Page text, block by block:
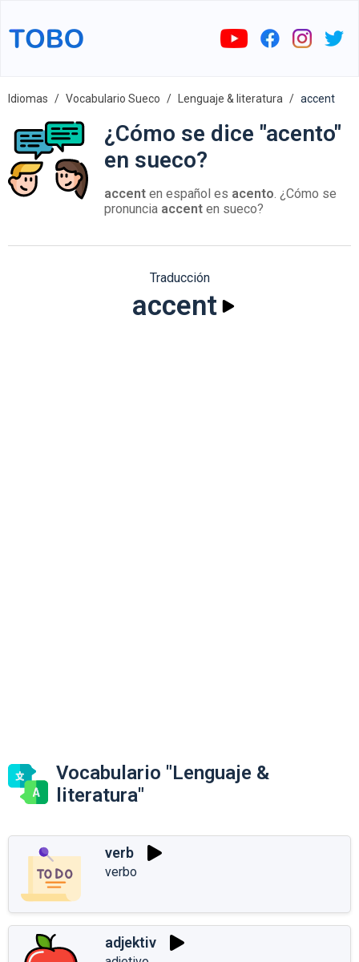
Idiomas Vocabulario Sueco Lenguaje & literatura accent
¿Cómo se dice "acento"
en sueco?
accent en español es acento. ¿Cómo se
pronuncia accent en sueco?
Traducción
accent
Vocabulario "Lenguaje &
literatura"
verb
verbo
adjektiv